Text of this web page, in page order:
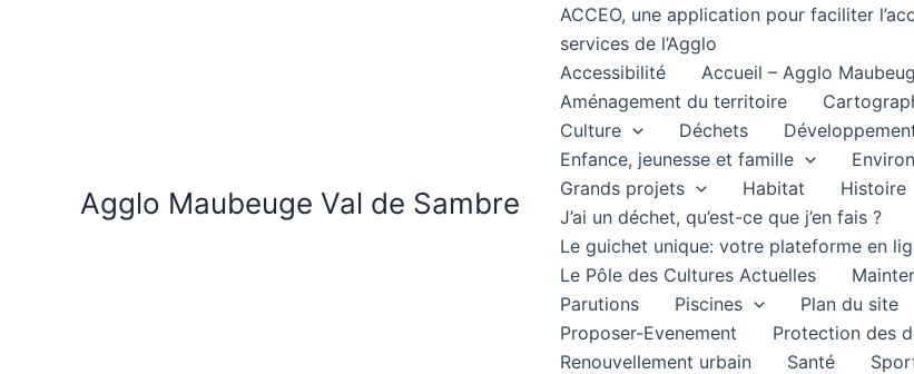
Agglo Maubeuge Val de Sambre
ACCEO, une application pour faciliter
services de l’Agglo
Accessibilité
Accueil – Agglo
Aménagement du territoire
Culture
Déchets
Enfance, jeunesse et famille
Grands projets
Habitat Histoire
J’ai un déchet, qu’est-ce que j’en fais ?
Le guichet unique: votre plateforme en
Le Pôle des Cultures Actuelles
Parutions
Piscines Plan du site
Proposer-Evenement
Protection des
Renouvellement urbain
Santé